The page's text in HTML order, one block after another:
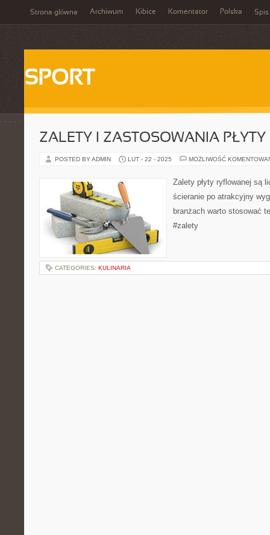
Strona główna Archiwum Kibice Komentator Polska Spis
SPORT
ZALETY I ZASTOSOWANIA PŁYTY
POSTED BY ADMIN LUT - 22 - 2025 MOŻLIWOŚĆ
Zalety płyty ryflowanej są
ścieranie po atrakcyjny
branżach warto stosować
#zalety
CATEGORIES: KULINARIA